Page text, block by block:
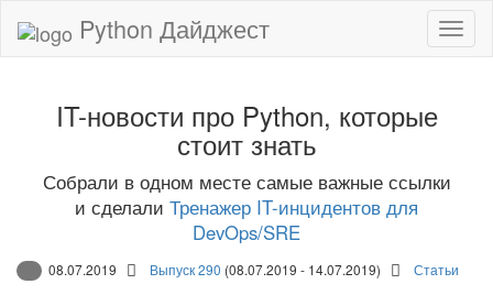
Python Дайджест
IT-новости про Python, которые
стоит знать
Собрали в одном месте самые важные ссылки
и сделали Тренажер IT-инцидентов для
DevOps/SRE
08.07.2019 Выпуск 290 (08.07.2019 - 14.07.2019) Статьи